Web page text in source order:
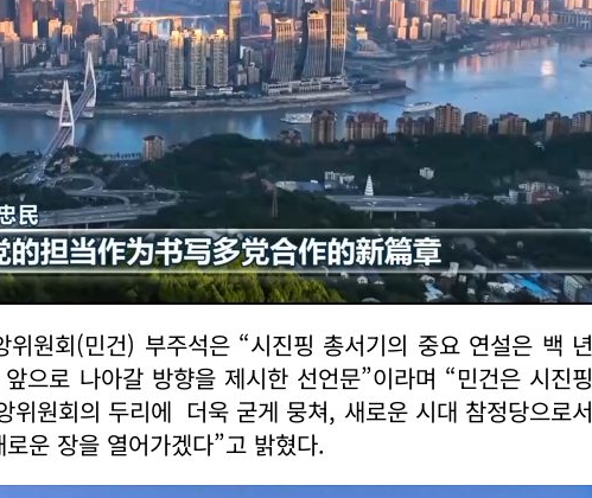
원회(민건) 부주석은 “시진핑 총서기의 중요 연설은 백 년
으로 나아갈 방향을 제시한 선언문”이라며 “민건은 시진핑
위원회의 두리에 더욱 굳게 뭉쳐, 새로운 시대 참정당으로서
운 장을 열어가겠다”고 밝혔다.